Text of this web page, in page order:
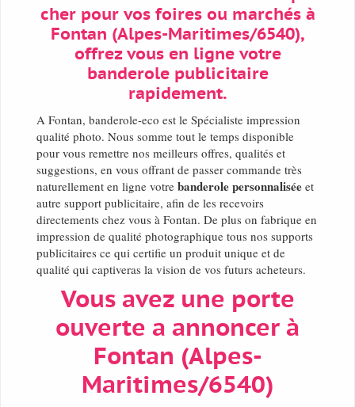
cher pour vos foires ou marchés à
Fontan (Alpes-Maritimes/6540),
offrez vous en ligne votre
banderole publicitaire
rapidement.
A Fontan, banderole-eco est le Spécialiste impression
qualité photo. Nous somme tout le temps disponible
pour vous remettre nos meilleurs offres, qualités et
suggestions, en vous offrant de passer commande très
naturellement en ligne votre banderole personnalisée et
autre support publicitaire, afin de les recevoirs
directements chez vous à Fontan. De plus on fabrique en
impression de qualité photographique tous nos supports
publicitaires ce qui certifie un produit unique et de
qualité qui captiveras la vision de vos futurs acheteurs.
Vous avez une porte
ouverte a annoncer à
Fontan (Alpes-
Maritimes/6540)